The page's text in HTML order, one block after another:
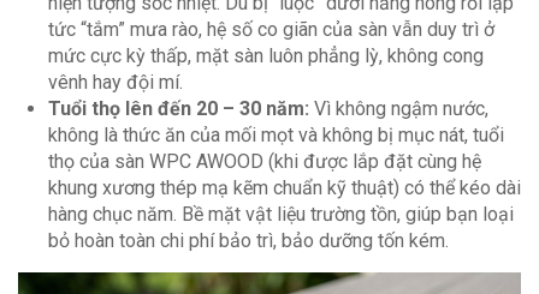
tức “tắm” mưa rào, hệ số co giãn của sàn vẫn duy trì ở
mức cực kỳ thấp, mặt sàn luôn phẳng lỳ, không cong
vênh hay đội mí.
Tuổi thọ lên đến 20 – 30 năm: Vì không ngậm nước,
không là thức ăn của mối mọt và không bị mục nát, tuổi
thọ của sàn WPC AWOOD (khi được lắp đặt cùng hệ
khung xương thép mạ kẽm chuẩn kỹ thuật) có thể kéo dài
hàng chục năm. Bề mặt vật liệu trường tồn, giúp bạn loại
bỏ hoàn toàn chi phí bảo trì, bảo dưỡng tốn kém.